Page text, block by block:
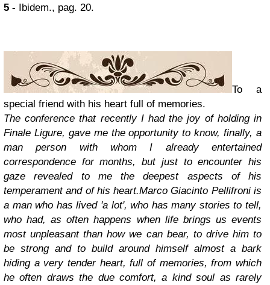
5 - Ibidem., pag. 20.
To a
special friend with his heart full of memories.
The conference that recently I had the joy of holding in
Finale Ligure, gave me the opportunity to know, finally, a
man person with whom I already entertained
correspondence for months, but just to encounter his
gaze revealed to me the deepest aspects of his
temperament and of his heart.Marco Giacinto Pellifroni is
a man who has lived 'a lot', who has many stories to tell,
who had, as often happens when life brings us events
most unpleasant than how we can bear, to drive him to
be strong and to build around himself almost a bark
hiding a very tender heart, full of memories, from which
he often draws the due comfort, a kind soul as rarely